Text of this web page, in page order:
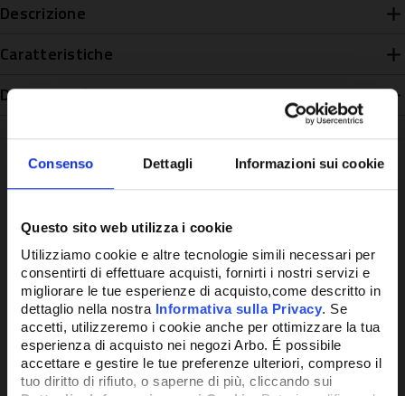
Consenso Dettagli Informazioni sui cookie
Questo sito web utilizza i cookie
Utilizziamo cookie e altre tecnologie simili necessari per
consentirti di effettuare acquisti, fornirti i nostri servizi e
migliorare le tue esperienze di acquisto,come descritto in
dettaglio nella nostra Informativa sulla Privacy. Se
accetti, utilizzeremo i cookie anche per ottimizzare la tua
esperienza di acquisto nei negozi Arbo. É possibile
accettare e gestire le tue preferenze ulteriori, compreso il
tuo diritto di rifiuto, o saperne di più, cliccando sui
Descrizione
Caratteristiche
Disponibilità
Potrebbe anche interessarti